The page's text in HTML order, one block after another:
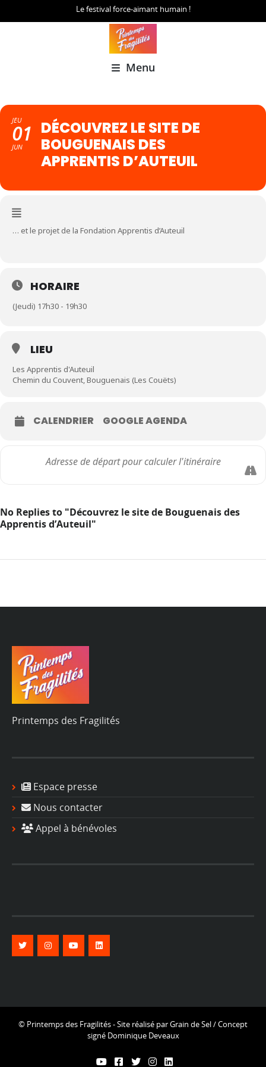
Le festival force-aimant humain !
Menu
JEU
01
JUN
DÉCOUVREZ LE SITE DE
BOUGUENAIS DES
APPRENTIS D’AUTEUIL
… et le projet de la Fondation Apprentis d’Auteuil
HORAIRE
(Jeudi) 17h30 - 19h30
LIEU
Les Apprentis d'Auteuil
Chemin du Couvent, Bouguenais (Les Couëts)
CALENDRIER GOOGLE AGENDA
No Replies to "Découvrez le site de Bouguenais des
Apprentis d’Auteuil"
Printemps des Fragilités
Espace presse
Nous contacter
Appel à bénévoles
© Printemps des Fragilités - Site réalisé parGrain de Sel/ Concept
signé Dominique Deveaux